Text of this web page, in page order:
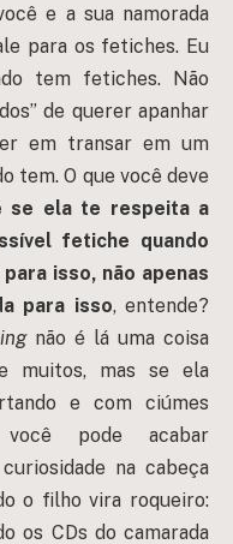
e a sua namorada
para os fetiches. Eu
tem fetiches. Não
de querer apanhar
em transar em um
tem. O que você deve
se ela te respeita a
fetiche quando
isso, não apenas
para isso, entende?
não é lá uma coisa
muitos, mas se ela
e com ciúmes
você pode acabar
na cabeça
o filho vira roqueiro:
os CDs do camarada